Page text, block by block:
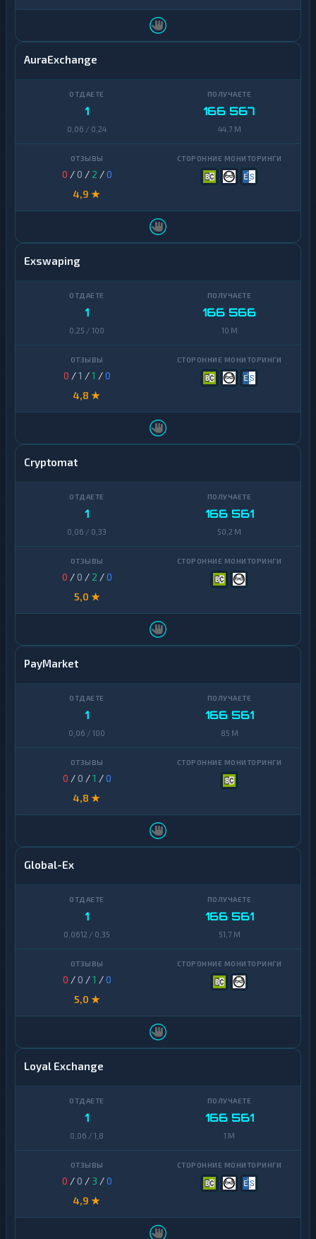
AuraExchange
1
0,06 / 0,24
166 567
44,7 M
0 / 0 / 2 /0
4,9 ★
Exswaping
1
0,25 / 100
166 566
10 M
0 /1 /1 /0
4,8 ★
Cryptomat
1
0,06 / 0,33
166 561
50,2 M
0 / 0 / 2 /0
5,0 ★
PayMarket
1
0,06 / 100
166 561
85 M
0 / 0 /1 /0
4,8 ★
Global-Ex
1
0,0612 / 0,35
166 561
51,7 M
0 / 0 /1 /0
5,0 ★
Loyal Exchange
1
0,06 / 1,8
166 561
1 M
0 / 0 / 3 /0
4,9 ★